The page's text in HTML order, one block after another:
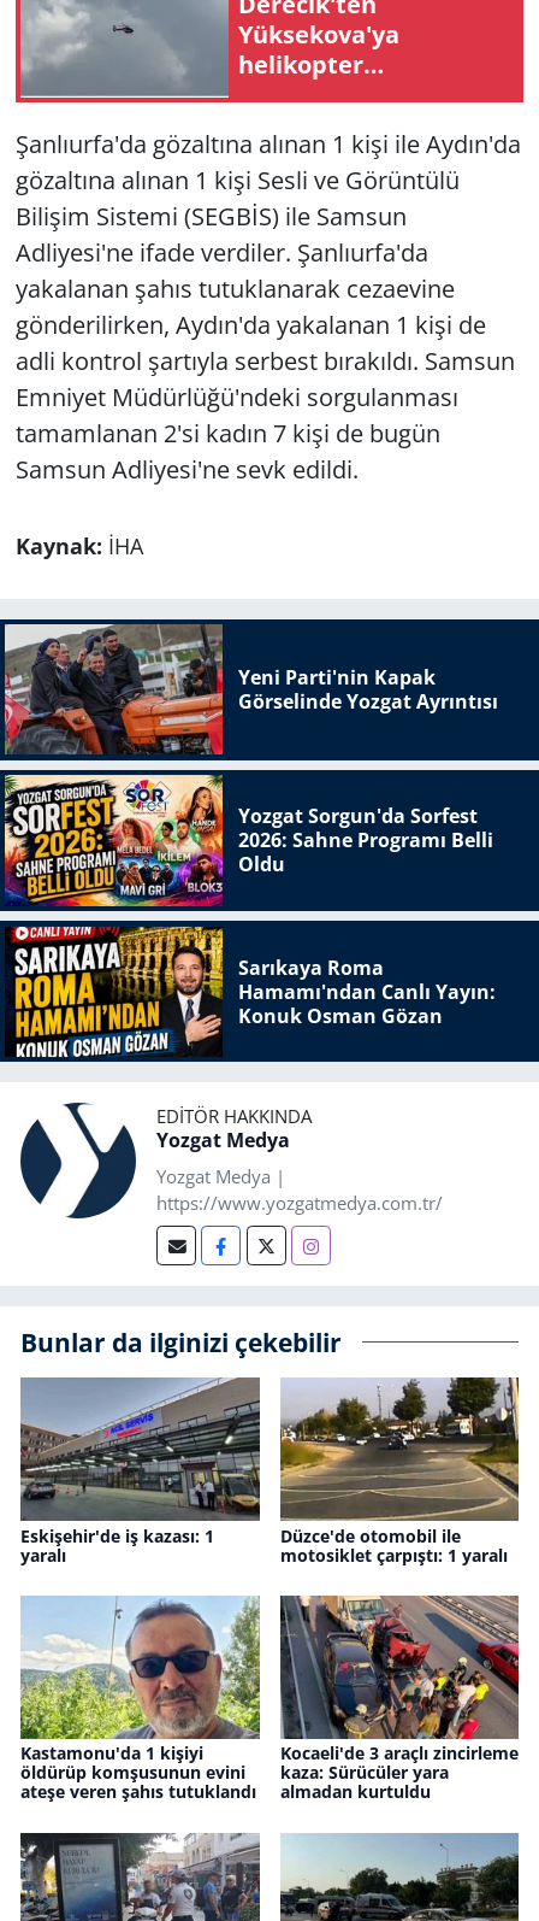
Yüksekova'ya
helikopter
ambulansla pnömoni
Şanlıurfa'da gözaltına alınan 1 kişi ile Aydın'da
gözaltına alınan 1 kişi Sesli ve Görüntülü
Bilişim Sistemi (SEGBİS) ile Samsun
Adliyesi'ne ifade verdiler. Şanlıurfa'da
yakalanan şahıs tutuklanarak cezaevine
gönderilirken, Aydın'da yakalanan 1 kişi de
adli kontrol şartıyla serbest bırakıldı. Samsun
Emniyet Müdürlüğü'ndeki sorgulanması
tamamlanan 2'si kadın 7 kişi de bugün
Samsun Adliyesi'ne sevk edildi.
Kaynak: İHA
Yeni Parti'nin Kapak
Görselinde Yozgat Ayrıntısı
Yozgat Sorgun'da Sorfest
2026: Sahne Programı Belli
Oldu
Sarıkaya Roma
Hamamı'ndan Canlı Yayın:
Konuk Osman Gözan
EDITÖR HAKKINDA
Yozgat Medya
Yozgat Medya |
https://www.yozgatmedya.com.tr/
Bunlar da ilginizi çekebilir
Eskişehir'de iş kazası: 1
yaralı
Düzce'de otomobil ile
motosiklet çarpıştı: 1 yaralı
Kastamonu'da 1 kişiyi
öldürüp komşusunun evini
ateşe veren şahıs tutuklandı
Kocaeli'de 3 araçlı zincirleme
kaza: Sürücüler yara
almadan kurtuldu